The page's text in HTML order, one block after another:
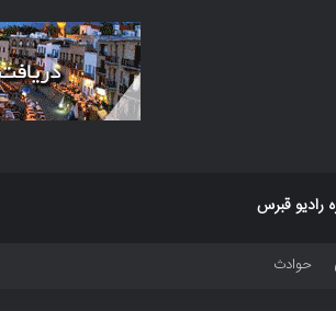
رادیو قبرس
حوادث